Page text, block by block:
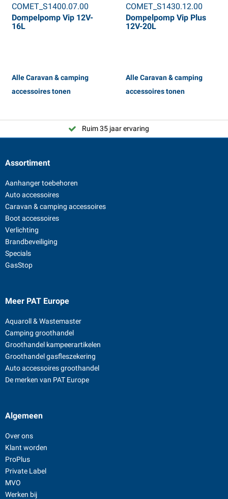
COMET_S1400.07.00
Dompelpomp Vip 12V-
16L
Alle Caravan & camping
accessoires tonen
COMET_S1430.12.00
Dompelpomp Vip Plus
12V-20L
Alle Caravan & camping
accessoires tonen
Ruim 35 jaar ervaring
Assortiment
Aanhanger toebehoren
Auto accessoires
Caravan & camping accessoires
Boot accessoires
Verlichting
Brandbeveiliging
Specials
GasStop
Meer PAT Europe
Aquaroll & Wastemaster
Camping groothandel
Groothandel kampeerartikelen
Groothandel gasfleszekering
Auto accessoires groothandel
De merken van PAT Europe
Algemeen
Over ons
Klant worden
ProPlus
Private Label
MVO
Werken bij